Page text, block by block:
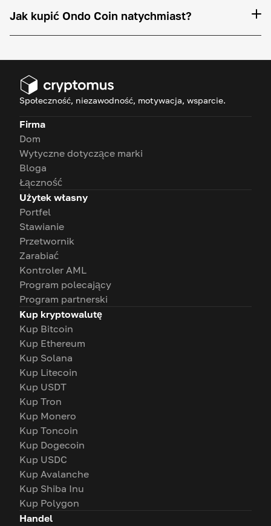
Jak kupić Ondo Coin natychmiast?
Społeczność, niezawodność, motywacja, wsparcie.
Firma
Dom
Wytyczne dotyczące marki
Bloga
Łączność
Użytek własny
Portfel
Stawianie
Przetwornik
Zarabiać
Kontroler AML
Program polecający
Program partnerski
Kup kryptowalutę
Kup Bitcoin
Kup Ethereum
Kup Solana
Kup Litecoin
Kup USDT
Kup Tron
Kup Monero
Kup Toncoin
Kup Dogecoin
Kup USDC
Kup Avalanche
Kup Shiba Inu
Kup Polygon
Handel